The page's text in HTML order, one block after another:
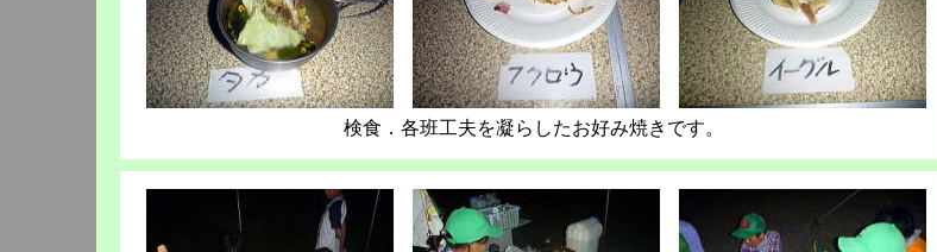
検食．各班工夫を凝らしたお好み焼きです。